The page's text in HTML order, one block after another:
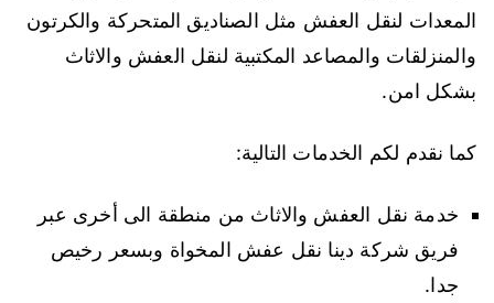
المعدات لنقل العفش مثل الصناديق المتحركة والكرتون
والمنزلقات والمصاعد المكتبية لنقل العفش والاثاث
بشكل امن.
كما نقدم لكم الخدمات التالية:
خدمة نقل العفش والاثاث من منطقة الى أخرى عبر
فريق شركة دينا نقل عفش المخواة وبسعر رخيص
جدا.